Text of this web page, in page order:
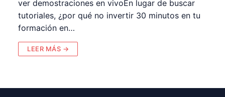
ver demostraciones en vivoEn lugar de buscar
tutoriales, ¿por qué no invertir 30 minutos en tu
formación en…
LEER MÁS →